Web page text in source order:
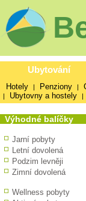
Ubytování
Hotely | Penziony |
| Ubytovny a hostely |
Výhodné balíčky
Jarní pobyty
Letní dovolená
Podzim levněji
Zimní dovolená
Wellness pobyty